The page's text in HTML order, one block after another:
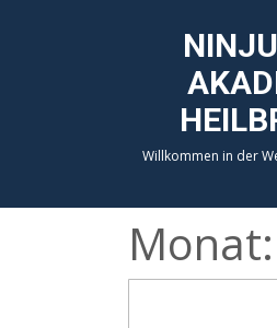
Willkommen in der
Monat: